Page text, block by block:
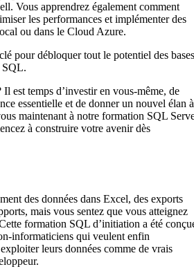
Vous apprendrez également comment
les performances et implémenter des
ou dans le Cloud Azure.
pour débloquer tout le potentiel des bases
SQL.
est temps d’investir en vous-même, de
essentielle et de donner un nouvel élan à
maintenant à notre formation SQL
à construire votre avenir dès
des données dans Excel, des exports
mais vous sentez que vous atteignez
formation SQL d’initiation a été
informaticiens qui veulent enfin
leurs données comme de vrais